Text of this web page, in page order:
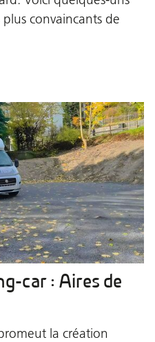
convaincants de
car : Aires de
la création